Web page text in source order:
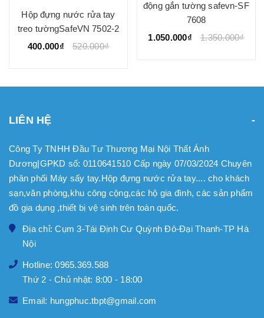
Hộp đựng nước rửa tay
treo tườngSafeVN 7502-2
400.000₫
520.000₫
động gắn tường safevn-SF
7608
1.050.000₫
1.350.000₫
LIÊN HỆ
Công Ty TNHH Đầu Tư Thương Mại Nội Thất Ánh
Dương|GPKD số: 0110641510 Cấp ngày 07/03/2024 Chuyên
phân phối Máy sấy tay.Hộp đựng nước rửa tay.... cho khách
sạn,văn phòng,khu công cộng,các hộ gia đình, các sản phẩm
đồ gia dụng ,thiết bị vệ sinh trên toàn quốc.
Địa chỉ: Cụm 3-Tái Định Cư Quỳnh Đô-Đại Thanh-TP Hà
Nội
Hotline: 0965.369.588
Thứ 2 - Chủ nhật: 8:00 - 18:00
Email: hungphuc.tbpt@gmail.com